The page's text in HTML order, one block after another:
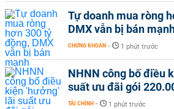
Tự doanh mua ròng
DMX vẫn bị bán
CHỨNG KHOÁN - 1 phút trước
NHNN công bố điều
suất ưu đãi gói
TÀI CHÍNH - 1 phút trước